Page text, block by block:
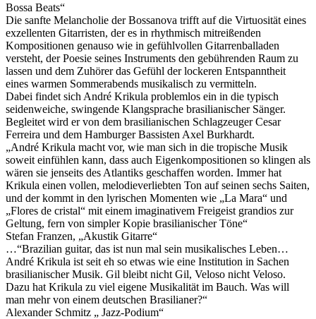
Bossa Beats“
Die sanfte Melancholie der Bossanova trifft auf die Virtuosität eines
exzellenten Gitarristen, der es in rhythmisch mitreißenden
Kompositionen genauso wie in gefühlvollen Gitarrenballaden
versteht, der Poesie seines Instruments den gebührenden Raum zu
lassen und dem Zuhörer das Gefühl der lockeren Entspanntheit
eines warmen Sommerabends musikalisch zu vermitteln.
Dabei findet sich André Krikula problemlos ein in die typisch
seidenweiche, swingende Klangsprache brasilianischer Sänger.
Begleitet wird er von dem brasilianischen Schlagzeuger Cesar
Ferreira und dem Hamburger Bassisten Axel Burkhardt.
„André Krikula macht vor, wie man sich in die tropische Musik
soweit einfühlen kann, dass auch Eigenkompositionen so klingen als
wären sie jenseits des Atlantiks geschaffen worden. Immer hat
Krikula einen vollen, melodieverliebten Ton auf seinen sechs Saiten,
und der kommt in den lyrischen Momenten wie „La Mara“ und
„Flores de cristal“ mit einem imaginativem Freigeist grandios zur
Geltung, fern von simpler Kopie brasilianischer Töne“
Stefan Franzen, „Akustik Gitarre“
…“Brazilian guitar, das ist nun mal sein musikalisches Leben…
André Krikula ist seit eh so etwas wie eine Institution in Sachen
brasilianischer Musik. Gil bleibt nicht Gil, Veloso nicht Veloso.
Dazu hat Krikula zu viel eigene Musikalität im Bauch. Was will
man mehr von einem deutschen Brasilianer?“
Alexander Schmitz „ Jazz-Podium“